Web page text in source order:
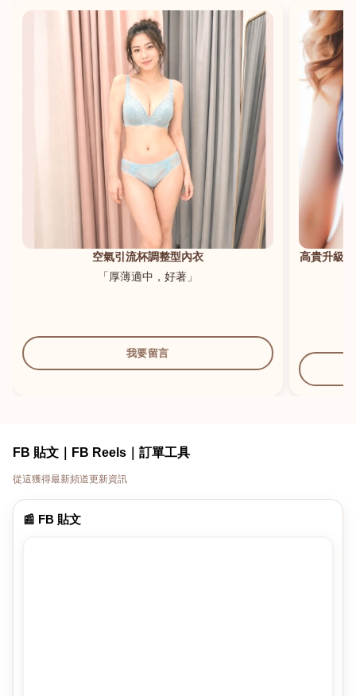
空氣引流杯調整型內衣
「厚薄適中，好著」
我要留言
高貴升級
FB 貼文｜FB Reels｜訂單工具
從這獲得最新頻道更新資訊
📰 FB 貼文
港澳中文
English